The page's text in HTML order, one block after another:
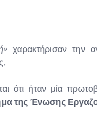
χαρακτήρισαν την
ότι ήταν μία
της Ένωσης